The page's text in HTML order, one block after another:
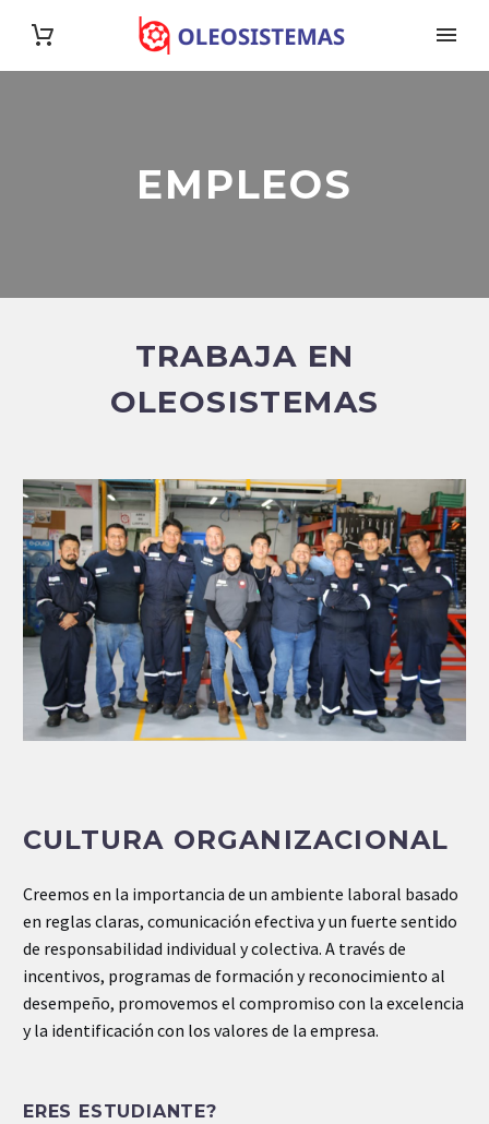
EMPLEOS
TRABAJA EN
OLEOSISTEMAS
CULTURA ORGANIZACIONAL
Creemos en la importancia de un ambiente laboral basado
en reglas claras, comunicación efectiva y un fuerte sentido
de responsabilidad individual y colectiva. A través de
incentivos, programas de formación y reconocimiento al
desempeño, promovemos el compromiso con la excelencia
y la identificación con los valores de la empresa.
ERES ESTUDIANTE?